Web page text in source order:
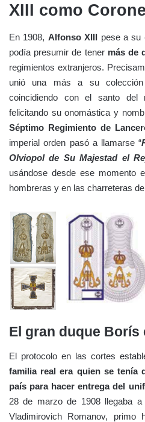
XIII como
En 1908, Alfonso XIII pese a su
podía presumir de tener más de
regimientos extranjeros.
unió una más a su
coincidiendo con el santo del
felicitando su onomástica y
Séptimo Regimiento de
imperial orden pasó a llamarse “
Olviopol de Su Majestad el
usándose desde ese momento
hombreras y en las charreteras
El gran duque Borís
El protocolo en las cortes
familia real era quien se tenía
país para hacer entrega del
28 de marzo de 1908 llegaba
Vladimirovich Romanov,